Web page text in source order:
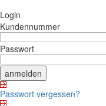
Login
Kundennummer
Passwort
Passwort vergessen?